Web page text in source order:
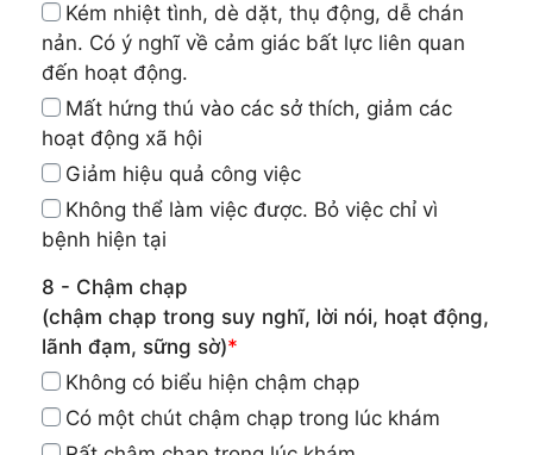
Kém nhiệt tình, dè dặt, thụ động, dễ chán
nản. Có ý nghĩ về cảm giác bất lực liên quan
đến hoạt động.
Mất hứng thú vào các sở thích, giảm các
hoạt động xã hội
Giảm hiệu quả công việc
Không thể làm việc được. Bỏ việc chỉ vì
bệnh hiện tại
8 - Chậm chạp
(chậm chạp trong suy nghĩ, lời nói, hoạt động,
lãnh đạm, sững sờ)*
Không có biểu hiện chậm chạp
Có một chút chậm chạp trong lúc khám